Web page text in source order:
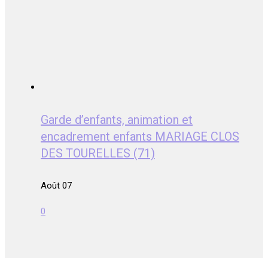
Garde d’enfants, animation et
encadrement enfants MARIAGE CLOS
DES TOURELLES (71)
Août 07
0